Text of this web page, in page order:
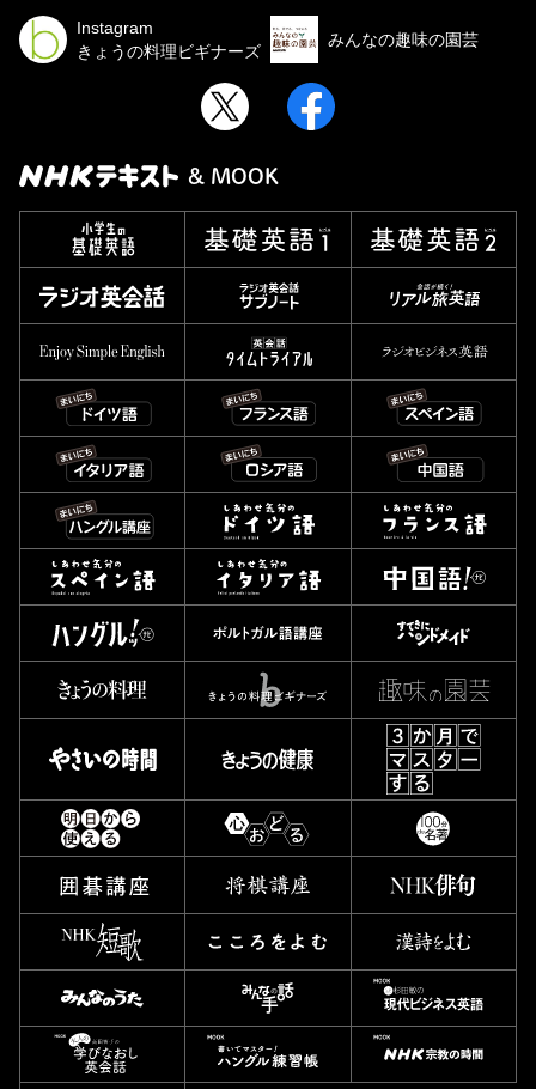
Instagram
きょうの料理ビギナーズ
みんなの趣味の園芸
& MOOK